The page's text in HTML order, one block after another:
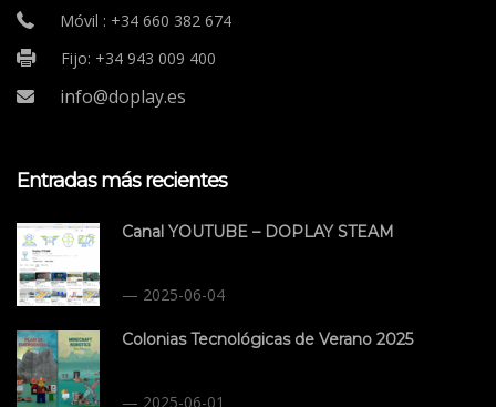
Móvil : +34 660 382 674
Fijo: +34 943 009 400
info@doplay.es
Entradas más recientes
Canal YOUTUBE – DOPLAY STEAM
2025-06-04
Colonias Tecnológicas de Verano 2025
2025-06-01